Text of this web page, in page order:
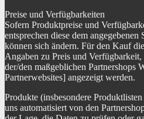
Preise und Verfügbarkeiten
Sofern Produktpreise und
entsprechen diese dem
können sich ändern. Für den Kauf
Angaben zu Preis und
der/den maßgeblichen Partnershops
Partnerwebsites] angezeigt werden.
Produkte (insbesondere
uns automatisiert von den